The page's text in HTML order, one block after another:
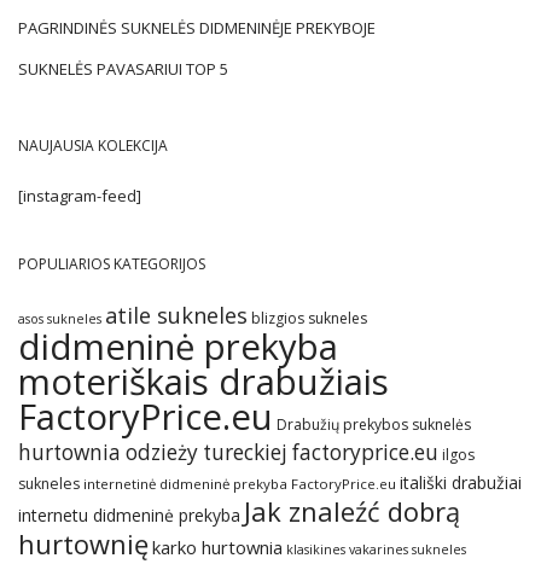
PAGRINDINĖS SUKNELĖS DIDMENINĖJE PREKYBOJE
SUKNELĖS PAVASARIUI TOP 5
NAUJAUSIA KOLEKCIJA
[instagram-feed]
POPULIARIOS KATEGORIJOS
asos sukneles atile sukneles blizgios sukneles
didmeninė prekyba
moteriškais drabužiais
FactoryPrice.eu Drabužių prekybos suknelės
hurtownia odzieży tureckiej factoryprice.eu ilgos
sukneles internetinė didmeninė prekyba FactoryPrice.eu itališki drabužiai
internetu didmeninė prekyba Jak znaleźć dobrą
hurtowniękarko hurtownia klasikines vakarines sukneles